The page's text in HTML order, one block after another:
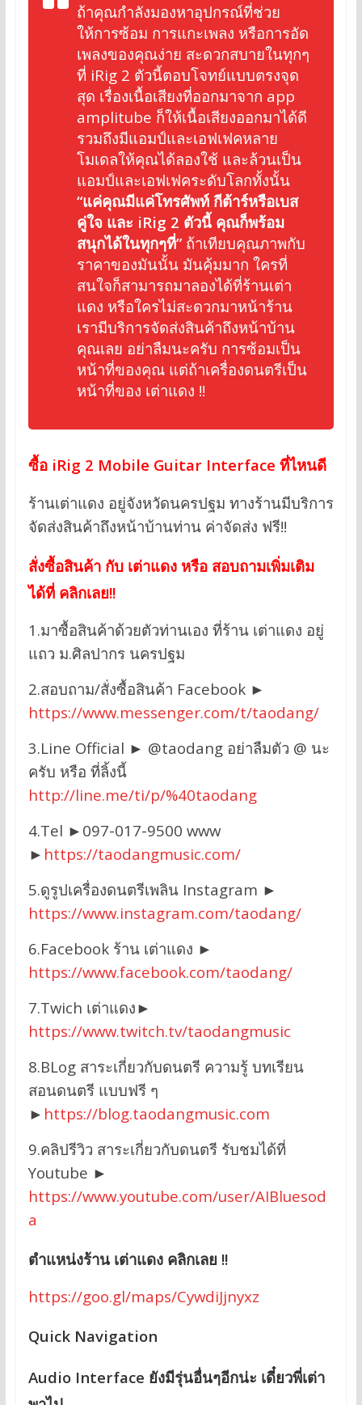
ถ้าคุณกำลังมองหาอุปกรณ์ที่ช่วย
ให้การซ้อม การแกะเพลง หรือการอัด
เพลงของคุณง่าย สะดวกสบายในทุกๆ
ที่ iRig 2 ตัวนี้ตอบโจทย์แบบตรงจุด
สุด เรื่องเนื้อเสียงที่ออกมาจาก app
amplitube ก็ให้เนื้อเสียงออกมาได้ดี
รวมถึงมีแอมป์และเอฟเฟคหลาย
โมเดลให้คุณได้ลองใช้ และล้วนเป็น
แอมป์และเอฟเฟคระดับโลกทั้งนั้น
“แค่คุณมีแค่โทรศัพท์ กีต้าร์หรือเบส
คู่ใจ และ iRig 2 ตัวนี้ คุณก็พร้อม
สนุกได้ในทุกๆที่”ถ้าเทียบคุณภาพกับ
ราคาของมันนั้น มันคุ้มมาก ใครที่
สนใจก็สามารถมาลองได้ที่ร้านเต่า
แดง หรือใครไม่สะดวกมาหน้าร้าน
เรามีบริการจัดส่งสินค้าถึงหน้าบ้าน
คุณเลย อย่าลืมนะครับ การซ้อมเป็น
หน้าที่ของคุณ แต่ถ้าเครื่องดนตรีเป็น
หน้าที่ของ เต่าแดง !!
ซื้อ iRig 2 Mobile Guitar Interface ที่ไหนดี
ร้านเต่าแดง อยู่จังหวัดนครปฐม ทางร้านมีบริการ
จัดส่งสินค้าถึงหน้าบ้านท่าน ค่าจัดส่ง ฟรี!!
สั่งซื้อสินค้า กับ เต่าแดง หรือ สอบถามเพิ่มเติม
ได้ที่ คลิกเลย!!
1.มาซื้อสินค้าด้วยตัวท่านเอง ที่ร้าน เต่าแดง อยู่
แถว ม.ศิลปากร นครปฐม
2.สอบถาม/สั่งซื้อสินค้า Facebook ►
https://www.messenger.com/t/taodang/
3.Line Official ► @taodang อย่าลืมตัว @ นะ
ครับ หรือ ที่ลิ้งนี้
http://line.me/ti/p/%40taodang
4.Tel ►097-017-9500 www
► https://taodangmusic.com/
5.ดูรูปเครื่องดนตรีเพลิน Instagram ►
https://www.instagram.com/taodang/
6.Facebook ร้าน เต่าแดง ►
https://www.facebook.com/taodang/
7.Twich เต่าแดง►
https://www.twitch.tv/taodangmusic
8.BLog สาระเกี่ยวกับดนตรี ความรู้ บทเรียน
สอนดนตรี แบบฟรี ๆ
► https://blog.taodangmusic.com
9.คลิปรีวิว สาระเกี่ยวกับดนตรี รับชมได้ที่
Youtube ►
https://www.youtube.com/user/AIBluesod
a
ตำแหน่งร้าน เต่าแดง คลิกเลย !!
https://goo.gl/maps/CywdiJjnyxz
Quick Navigation
Audio Interface ยังมีรุ่นอื่นๆอีกน่ะ เดี๋ยวพี่เต่า